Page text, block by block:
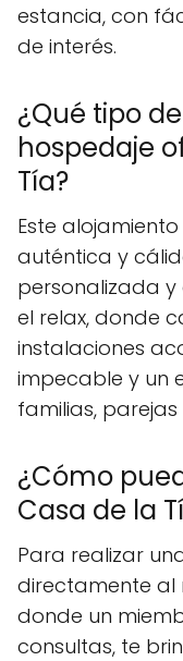
estancia, con
de interés.
¿Qué tipo
hospedaje
Tía?
Este
auténtica y
personalizada
el relax, donde
instalaciones
impecable y un
familias, parejas
¿Cómo
Casa de la
Para realizar
directamente al
donde un
consultas, te